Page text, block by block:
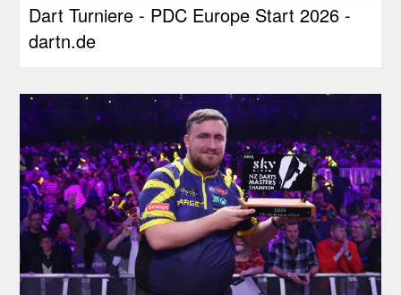
Dart Turniere - PDC Europe Start 2026 -
dartn.de